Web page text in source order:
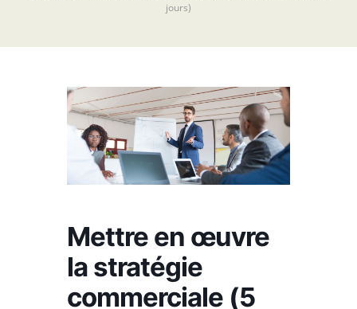
jours)
Mettre en œuvre
la stratégie
commerciale (5